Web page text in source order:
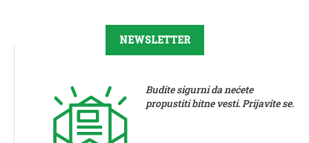
NEWSLETTER
Budite sigurni da nećete
propustiti bitne vesti. Prijavite se.